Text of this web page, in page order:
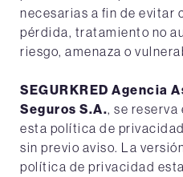
necesarias a fin de evitar
pérdida, tratamiento no
riesgo, amenaza o
SEGURKRED Agencia
Seguros S.A., se
esta política de
sin previo aviso. La
política de privacidad